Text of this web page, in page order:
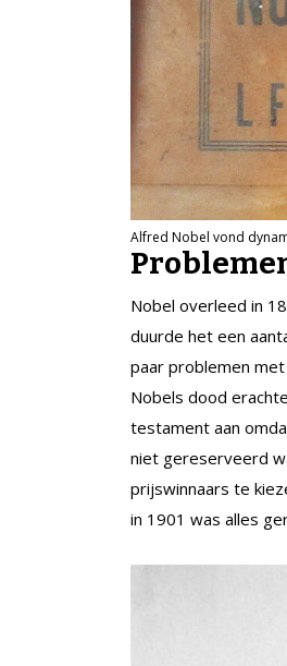
Alfred Nobel vond
Nobel overleed in
duurde het een
paar problemen
Nobels dood
testament aan
niet gereserveerd
prijswinnaars te
in 1901 was alles